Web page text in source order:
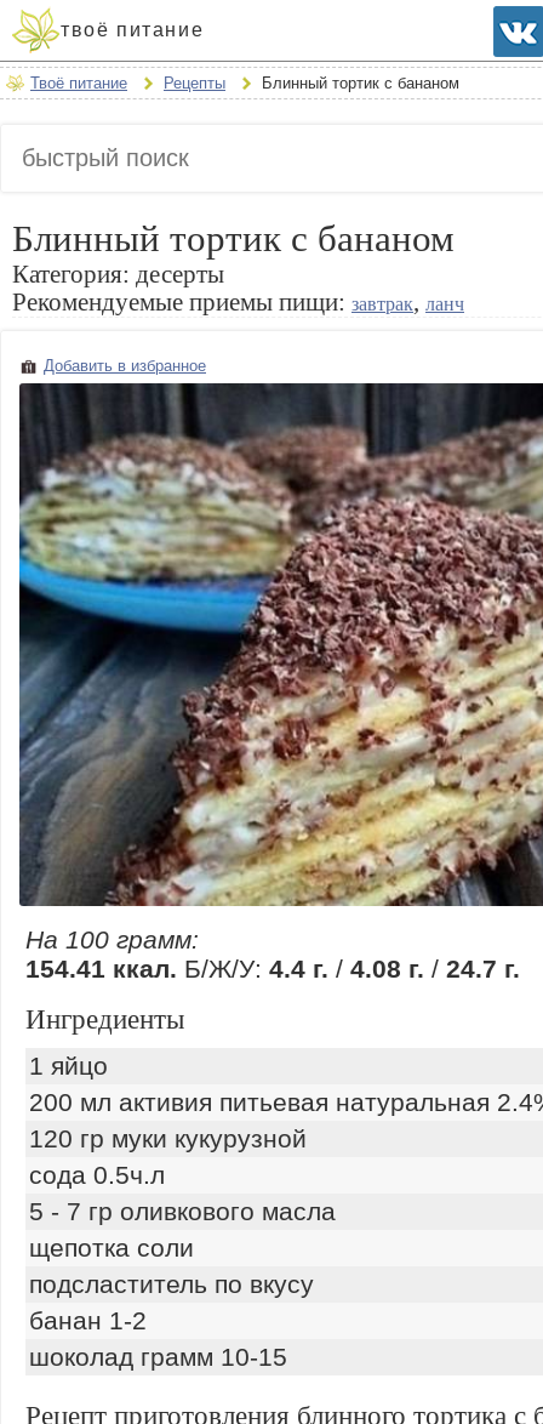
твоё питание
Твоё питание Рецепты Блинный тортик с бананом
Блинный тортик с бананом
Категория: десерты
Рекомендуемые приемы пищи: завтрак, ланч
Добавить в избранное
На 100 грамм:
154.41 ккал. Б/Ж/У: 4.4 г. / 4.08 г. / 24.7 г.
Ингредиенты
1 яйцо
200 мл активия питьевая натуральная
120 гр муки кукурузной
сода 0.5ч.л
5 - 7 гр оливкового масла
щепотка соли
подсластитель по вкусу
банан 1-2
шоколад грамм 10-15
Рецепт приготовления блинного тортика с